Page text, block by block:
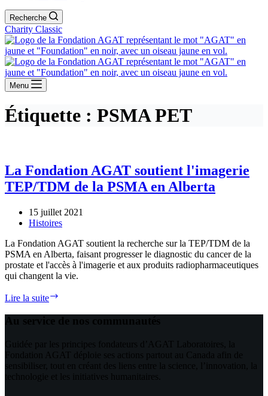
Recherche
Charity Classic
Menu
Étiquette : PSMA PET
La Fondation AGAT soutient l'imagerie
TEP/TDM de la PSMA en Alberta
15 juillet 2021
Histoires
La Fondation AGAT soutient la recherche sur la TEP/TDM de la
PSMA en Alberta, faisant progresser le diagnostic du cancer de la
prostate et l'accès à l'imagerie et aux produits radiopharmaceutiques
qui changent la vie.
Lire la suite
AGAT
soutient
TEP/TDM
de
PSMA
Au service de nos communautés
Guidée par les principes fondateurs d’AGAT Laboratoires, la
Fondation AGAT déploie ses actions partout au Canada afin de
sensibiliser, tout en créant des liens entre la science, l’innovation, la
technologie et les initiatives humanitaires.